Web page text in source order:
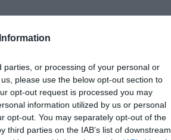
or processing of your personal or
please use the below opt-out section to
opt-out request is processed you may
information utilized by us or personal
opt-out. You may separately opt-out of the
parties on the IAB’s list of downstream
Υπάρχουν, όμως
Αγροτικού
Έχουμε ένα προϊόν
μεγάλο ποσοστό
από το 2010 μέχρι